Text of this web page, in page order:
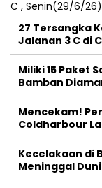
27 Tersangka
Jalanan 3 C di
Miliki 15 Paket
Bamban
Mencekam!
Coldharbour
Kecelakaan di
Meninggal